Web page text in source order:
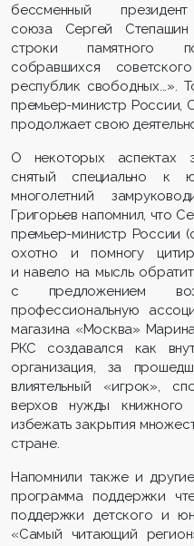
бессменный
союза Сергей
строки памятного
собравшихся
республик свободных...».
премьер-министр России,
продолжает свою
О некоторых аспектах
снятый специально к
многолетний
Григорьев напомнил, что
премьер-министр России
охотно и помногу
и навело на мысль
с предложением
профессиональную
магазина «Москва»
РКС создавался как
организация, за
влиятельный «игрок»,
верхов нужды
избежать закрытия
стране.
Напомнили также и
программа поддержки
поддержки детского и
«Самый читающий